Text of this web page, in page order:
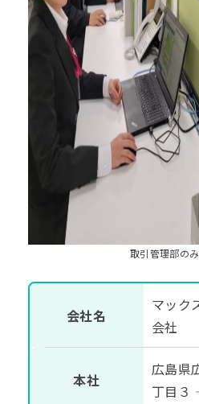
取引管理部の
会社名
マック
会社
本社
広島県
丁目３